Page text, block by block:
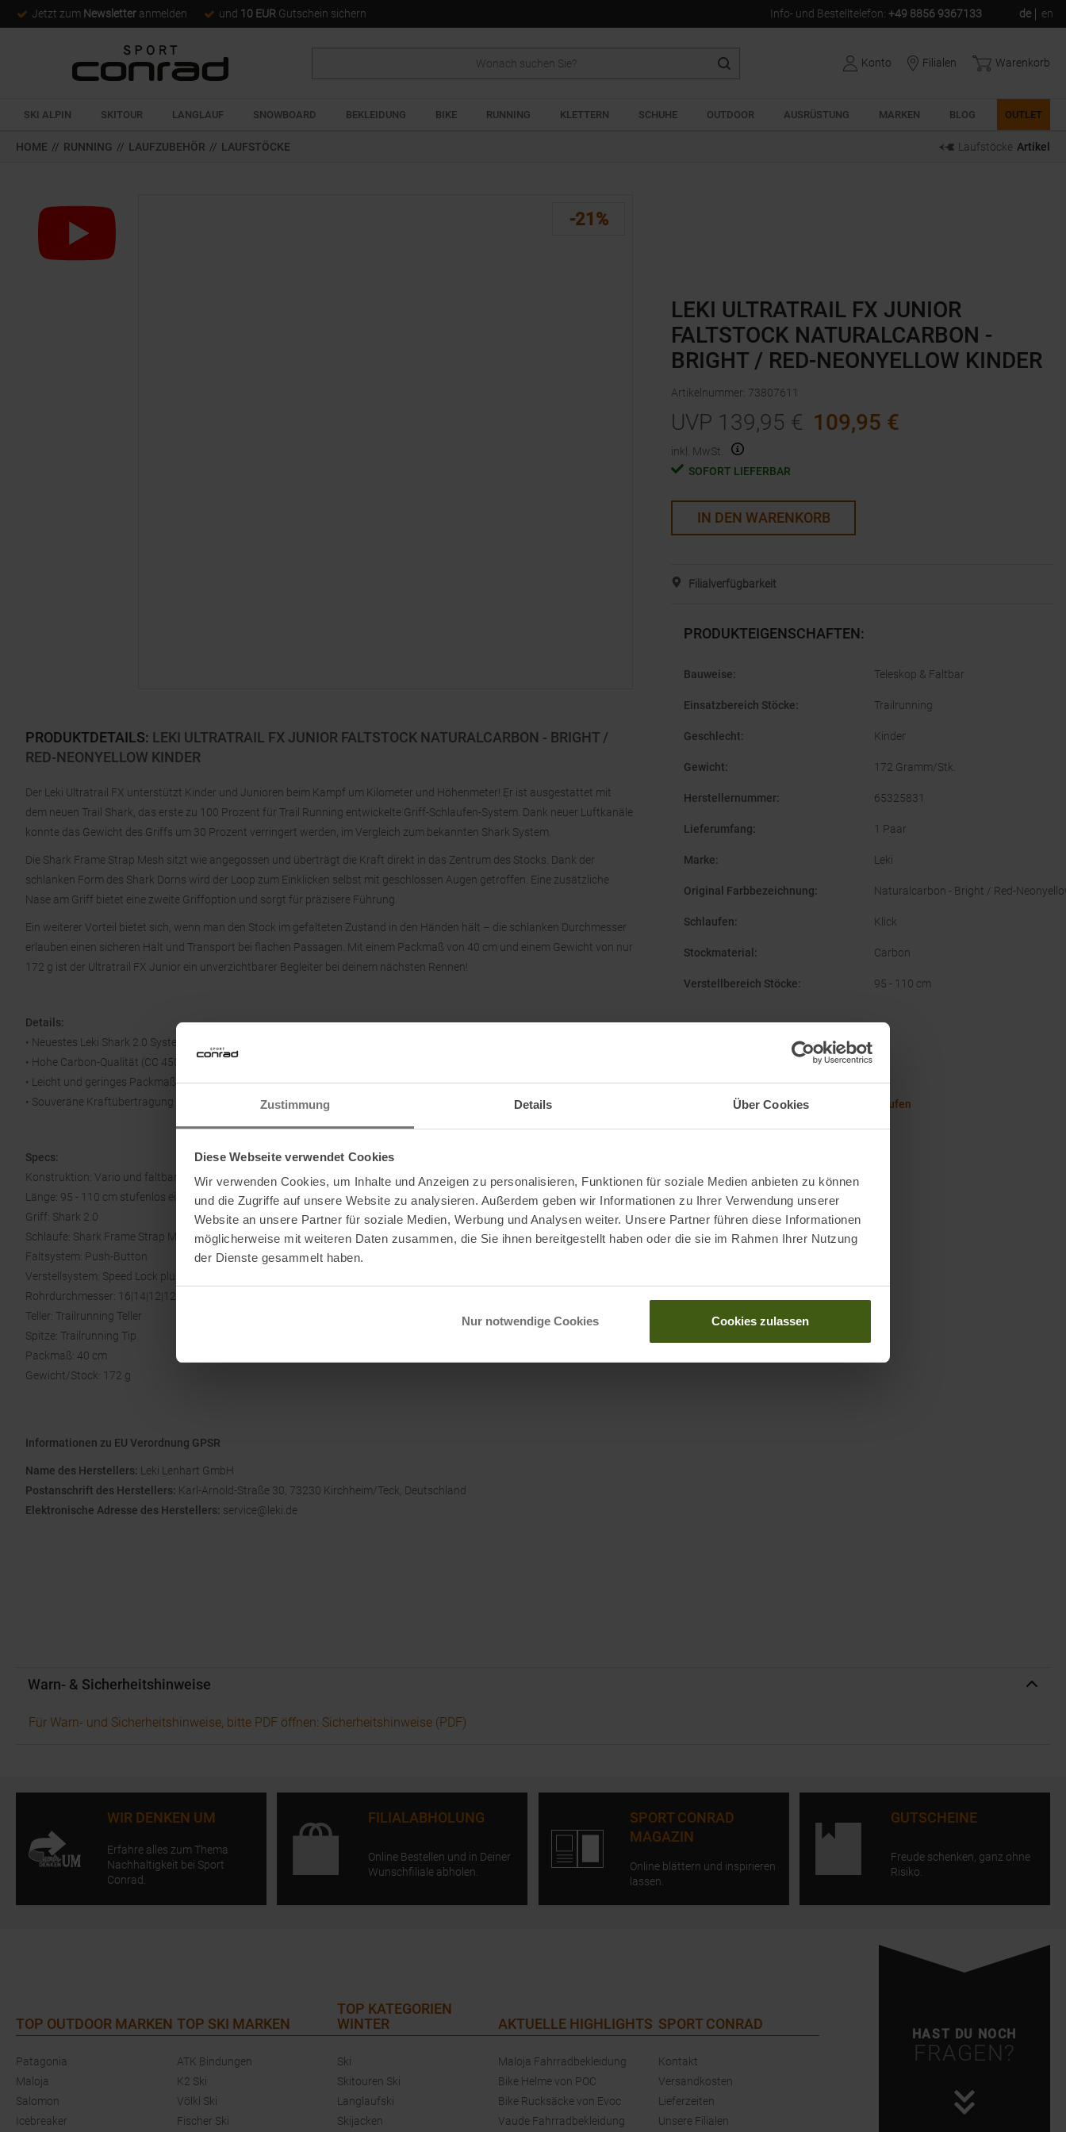
Zustimmung Details Über Cookies
Diese Webseite verwendet Cookies
Wir verwenden Cookies, um Inhalte und Anzeigen zu personalisieren, Funktionen für soziale Medien anbieten zu können
und die Zugriffe auf unsere Website zu analysieren. Außerdem geben wir Informationen zu Ihrer Verwendung unserer
Website an unsere Partner für soziale Medien, Werbung und Analysen weiter. Unsere Partner führen diese Informationen
möglicherweise mit weiteren Daten zusammen, die Sie ihnen bereitgestellt haben oder die sie im Rahmen Ihrer Nutzung
der Dienste gesammelt haben.
Nur notwendige Cookies Cookies zulassen
Jetzt zum Newsletter anmelden und 10 EUR Gutschein sichern Info- und Bestelltelefon: +49 8856 9367133 de en
Konto Filialen Warenkorb
SKI ALPIN SKITOUR LANGLAUF SNOWBOARD BEKLEIDUNG BIKE RUNNING KLETTERN SCHUHE OUTDOOR AUSRÜSTUNG MARKEN BLOG OUTLET
HOME // RUNNING // LAUFZUBEHÖR // LAUFSTÖCKE Laufstöcke Artikel
-21%
PRODUKTDETAILS: LEKI ULTRATRAIL FX JUNIOR FALTSTOCK NATURALCARBON - BRIGHT /
RED-NEONYELLOW KINDER
Der Leki Ultratrail FX unterstützt Kinder und Junioren beim Kampf um Kilometer und Höhenmeter! Er ist ausgestattet mit
dem neuen Trail Shark, das erste zu 100 Prozent für Trail Running entwickelte Griff-Schlaufen-System. Dank neuer Luftkanäle
konnte das Gewicht des Griffs um 30 Prozent verringert werden, im Vergleich zum bekannten Shark System.
Die Shark Frame Strap Mesh sitzt wie angegossen und überträgt die Kraft direkt in das Zentrum des Stocks. Dank der
schlanken Form des Shark Dorns wird der Loop zum Einklicken selbst mit geschlossen Augen getroffen. Eine zusätzliche
Nase am Griff bietet eine zweite Griffoption und sorgt für präzisere Führung.
Ein weiterer Vorteil bietet sich, wenn man den Stock im gefalteten Zustand in den Händen hält – die schlanken Durchmesser
erlauben einen sicheren Halt und Transport bei flachen Passagen. Mit einem Packmaß von 40 cm und einem Gewicht von nur
172 g ist der Ultratrail FX Junior ein unverzichtbarer Begleiter bei deinem nächsten Rennen!
Details:
• Neuestes Leki Shark 2.0 System
• Hohe Carbon-Qualität (CC 450)
• Leicht und geringes Packmaß
• Souveräne Kraftübertragung
Specs:
Konstruktion: Vario und faltbar
Länge: 95 - 110 cm stufenlos einstellbar
Griff: Shark 2.0
Schlaufe: Shark Frame Strap Mesh
Faltsystem: Push-Button
Verstellsystem: Speed Lock plus
Rohrdurchmesser: 16|14|12|12 mm
Teller: Trailrunning Teller
Spitze: Trailrunning Tip
Packmaß: 40 cm
Gewicht/Stock: 172 g
Informationen zu EU Verordnung GPSR
Name des Herstellers: Leki Lenhart GmbH
Postanschrift des Herstellers: Karl-Arnold-Straße 30, 73230 Kirchheim/Teck, Deutschland
Elektronische Adresse des Herstellers: service@leki.de
LEKI ULTRATRAIL FX JUNIOR
FALTSTOCK NATURALCARBON -
BRIGHT / RED-NEONYELLOW KINDER
Artikelnummer: 73807611
UVP 139,95 € 109,95 €
inkl. MwSt.
SOFORT LIEFERBAR
IN DEN WARENKORB
Filialverfügbarkeit
PRODUKTEIGENSCHAFTEN:
Bauweise: Teleskop & Faltbar
Einsatzbereich Stöcke: Trailrunning
Geschlecht: Kinder
Gewicht: 172 Gramm/Stk.
Herstellernummer: 65325831
Lieferumfang: 1 Paar
Marke: Leki
Original Farbbezeichnung: Naturalcarbon - Bright / Red-
Schlaufen: Klick
Stockmaterial : Carbon
Verstellbereich Stöcke: 95 - 110 cm
Wissenswertes in unserem Blog
Trailrunning: Die Wahre Freiheit beim Laufen
LEKI Service-Center für dich vor ORT!
Warn- & Sicherheitshinweise
Für Warn- und Sicherheitshinweise, bitte PDF öffnen: Sicherheitshinweise (PDF)
WIR DENKEN UM
Erfahre alles zum Thema
Nachhaltigkeit bei Sport
Conrad.
FILIALABHOLUNG
Online Bestellen und in Deiner
Wunschfiliale abholen.
SPORT CONRAD
MAGAZIN
Online blättern und inspirieren
lassen.
GUTSCHEINE
Freude schenken, ganz ohne
Risiko.
HAST DU NOCH
FRAGEN?
TOP OUTDOOR MARKEN
Patagonia
Maloja
Salomon
Icebreaker
TOP SKI MARKEN
ATK Bindungen
K2 Ski
Völkl Ski
Fischer Ski
TOP KATEGORIEN
WINTER
Ski
Skitouren Ski
Langlaufski
Skijacken
AKTUELLE HIGHLIGHTS
Maloja Fahrradbekleidung
Bike Helme von POC
Bike Rucksäcke von Evoc
Vaude Fahrradbekleidung
SPORT CONRAD
Kontakt
Versandkosten
Lieferzeiten
Unsere Filialen